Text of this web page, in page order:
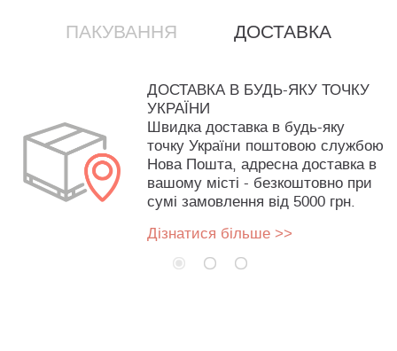
ПАКУВАННЯ ДОСТАВКА
ДОСТАВКА В БУДЬ-ЯКУ ТОЧКУ
УКРАЇНИ
Швидка доставка в будь-яку
точку України поштовою службою
Нова Пошта, адресна доставка в
вашому місті - безкоштовно при
сумі замовлення від 5000 грн.
Дізнатися більше >>